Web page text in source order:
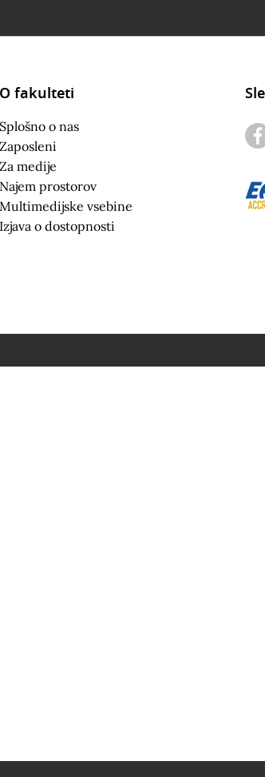
O fakulteti
Splošno o nas
Zaposleni
Za medije
Najem prostorov
Multimedijske vsebine
Izjava o dostopnosti